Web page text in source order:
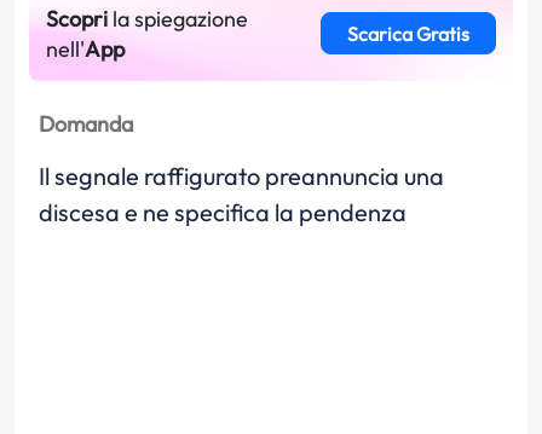
Scopri la spiegazione
nell'App
Scarica Gratis
Domanda
Il segnale raffigurato preannuncia una
discesa e ne specifica la pendenza